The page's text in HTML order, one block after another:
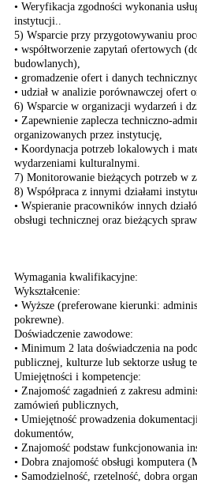
• Weryfikacja zgodności wykonania
instytucji..
5) Wsparcie przy przygotowywaniu
• współtworzenie zapytań ofertowych
budowlanych),
• gromadzenie ofert i danych
• udział w analizie porównawczej ofert
6) Wsparcie w organizacji wydarzeń i
• Zapewnienie zaplecza techniczno-
organizowanych przez instytucję,
• Koordynacja potrzeb lokalowych i
wydarzeniami kulturalnymi.
7) Monitorowanie bieżących potrzeb w
8) Współpraca z innymi działami
• Wspieranie pracowników innych
obsługi technicznej oraz bieżących
Wymagania kwalifikacyjne:
Wykształcenie:
• Wyższe (preferowane kierunki:
pokrewne).
Doświadczenie zawodowe:
• Minimum 2 lata doświadczenia na
publicznej, kulturze lub sektorze usług
Umiejętności i kompetencje:
• Znajomość zagadnień z zakresu
zamówień publicznych,
• Umiejętność prowadzenia
dokumentów,
• Znajomość podstaw funkcjonowania
• Dobra znajomość obsługi komputera
• Samodzielność, rzetelność, dobra